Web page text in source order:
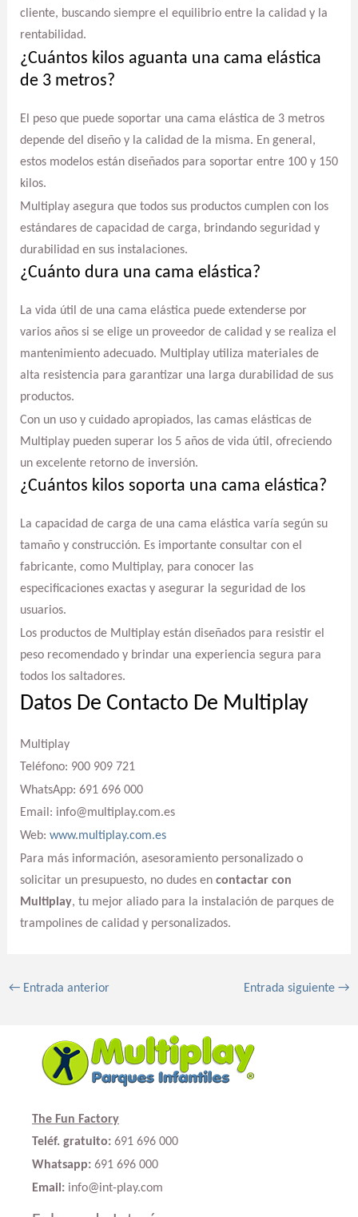
cliente, buscando siempre el equilibrio entre la calidad y la
rentabilidad.
¿Cuántos kilos aguanta una cama elástica
de 3 metros?
El peso que puede soportar una cama elástica de 3 metros
depende del diseño y la calidad de la misma. En general,
estos modelos están diseñados para soportar entre 100 y 150
kilos.
Multiplay asegura que todos sus productos cumplen con los
estándares de capacidad de carga, brindando seguridad y
durabilidad en sus instalaciones.
¿Cuánto dura una cama elástica?
La vida útil de una cama elástica puede extenderse por
varios años si se elige un proveedor de calidad y se realiza el
mantenimiento adecuado. Multiplay utiliza materiales de
alta resistencia para garantizar una larga durabilidad de sus
productos.
Con un uso y cuidado apropiados, las camas elásticas de
Multiplay pueden superar los 5 años de vida útil, ofreciendo
un excelente retorno de inversión.
¿Cuántos kilos soporta una cama elástica?
La capacidad de carga de una cama elástica varía según su
tamaño y construcción. Es importante consultar con el
fabricante, como Multiplay, para conocer las
especificaciones exactas y asegurar la seguridad de los
usuarios.
Los productos de Multiplay están diseñados para resistir el
peso recomendado y brindar una experiencia segura para
todos los saltadores.
Datos De Contacto De Multiplay
Multiplay
Teléfono: 900 909 721
WhatsApp: 691 696 000
Email: info@multiplay.com.es
Web: www.multiplay.com.es
Para más información, asesoramiento personalizado o
solicitar un presupuesto, no dudes en contactar con
Multiplay, tu mejor aliado para la instalación de parques de
trampolines de calidad y personalizados.
←Entrada anterior Entrada siguiente→
The Fun Factory
Teléf. gratuito: 691 696 000
Whatsapp: 691 696 000
Email: info@int-play.com